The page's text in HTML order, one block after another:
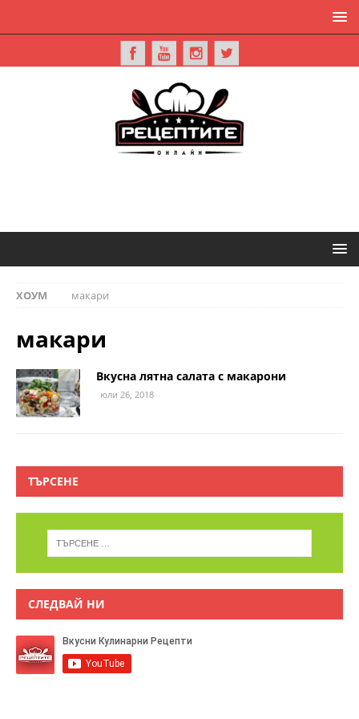
ХОУМ макари
макари
Вкусна лятна салата с макарони
юли 26, 2018
ТЪРСЕНЕ
СЛЕДВАЙ НИ